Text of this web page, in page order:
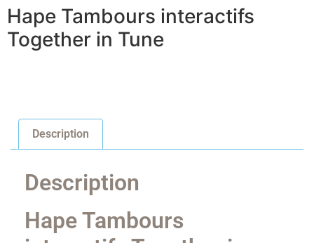
Hape Tambours interactifs
Together in Tune
Description
Description
Hape Tambours